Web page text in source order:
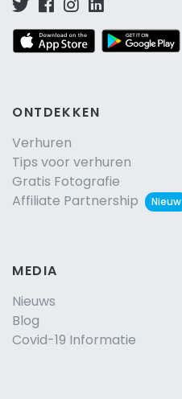
ONTDEKKEN
Verhuren
Tips voor verhuren
Gratis Fotografie
Affiliate Partnership
Nieuw
MEDIA
Nieuws
Blog
Covid-19 Informatie